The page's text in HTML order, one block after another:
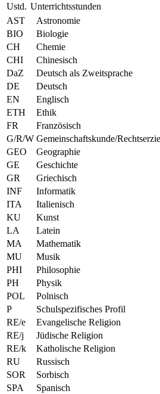
Ustd. Unterrichtsstunden
AST
Astronomie
BIO
Biologie
CH
Chemie
CHI
Chinesisch
DaZ
Deutsch als Zweitsprache
DE
Deutsch
EN
Englisch
ETH
Ethik
FR
Französisch
G/R/W Gemeinschaftskunde/
GEO
Geographie
GE
Geschichte
GR
Griechisch
INF
Informatik
ITA
Italienisch
KU
Kunst
LA
Latein
MA
Mathematik
MU
Musik
PHI
Philosophie
PH
Physik
POL
Polnisch
P
Schulspezifisches Profil
RE/e
Evangelische Religion
RE/j
Jüdische Religion
RE/k
Katholische Religion
RU
Russisch
SOR
Sorbisch
SPA
Spanisch